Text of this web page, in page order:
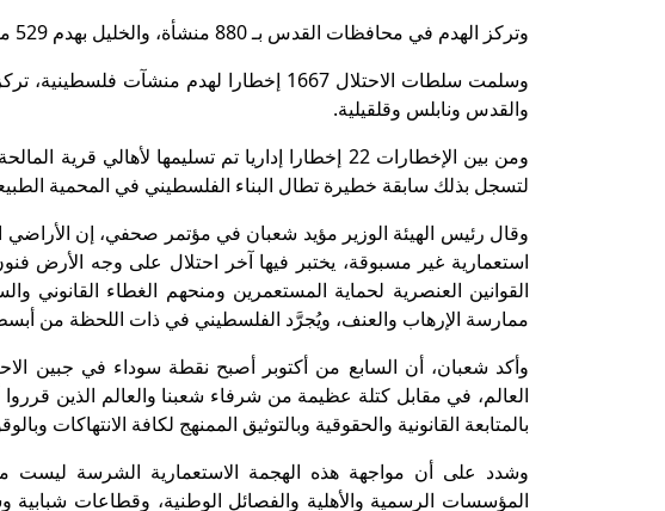
وتركز الهدم في محافظات القدس بـ 880 منشأة، والخليل بهدم 529 منشأة فيها ثم محافظة طولكرم بهدم 464 منشأة.
وسلمت سلطات الاحتلال 1667 إخطارا لهدم
والقدس ونابلس وقلقيلية.
ومن بين الإخطارات 22 إخطارا إداريا تم تسليمها
لتسجل بذلك سابقة خطيرة تطال البناء الفلسطيني في المحمية
وقال رئيس الهيئة الوزير مؤيد شعبان في مؤتمر صحفي، إن
استعمارية غير مسبوقة، يختبر فيها آخر احتلال على وجه الأرض
القوانين العنصرية لحماية المستعمرين ومنحهم الغطاء
ممارسة الإرهاب والعنف، ويُجرَّد الفلسطيني في ذات اللحظة من
وأكد شعبان، أن السابع من أكتوبر أصبح نقطة سوداء في جبين
العالم، في مقابل كتلة عظيمة من شرفاء شعبنا والعالم الذين
بالمتابعة القانونية والحقوقية وبالتوثيق الممنهج لكافة
وشدد على أن مواجهة هذه الهجمة الاستعمارية الشرسة
المؤسسات الرسمية والأهلية والفصائل الوطنية، وقطاعات شبابية